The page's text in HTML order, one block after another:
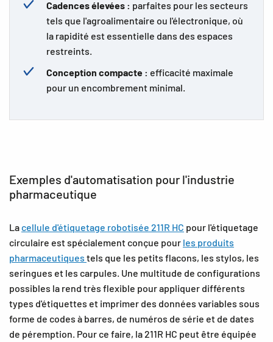
Cadences élevées : parfaites pour les secteurs
tels que l'agroalimentaire ou l'électronique, où
la rapidité est essentielle dans des espaces
restreints.
Conception compacte : efficacité maximale
pour un encombrement minimal.
Exemples d'automatisation pour l'industrie
pharmaceutique
La cellule d'étiquetage robotisée 211R HC pour l'étiquetage
circulaire est spécialement conçue pour les produits
pharmaceutiques tels que les petits flacons, les stylos, les
seringues et les carpules. Une multitude de configurations
possibles la rend très flexible pour appliquer différents
types d'étiquettes et imprimer des données variables sous
forme de codes à barres, de numéros de série et de dates
de péremption. Pour ce faire, la 211R HC peut être équipée